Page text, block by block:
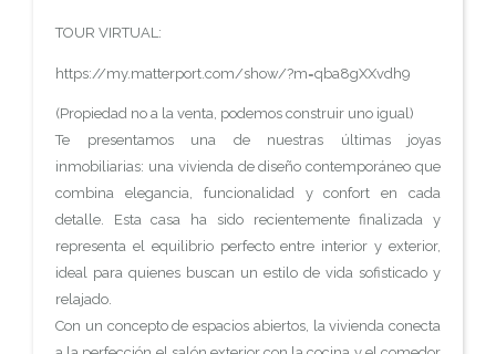
TOUR VIRTUAL:
https://my.matterport.com/show/?m=qba8gXXvdh9
(Propiedad no a la venta, podemos construir uno igual)
Te presentamos una de nuestras últimas joyas
inmobiliarias: una vivienda de diseño contemporáneo que
combina elegancia, funcionalidad y confort en cada
detalle. Esta casa ha sido recientemente finalizada y
representa el equilibrio perfecto entre interior y exterior,
ideal para quienes buscan un estilo de vida sofisticado y
relajado.
Con un concepto de espacios abiertos, la vivienda conecta